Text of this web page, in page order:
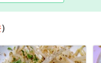
）